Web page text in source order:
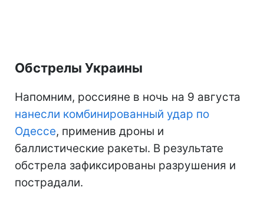
Обстрелы Украины
Напомним, россияне в ночь на 9 августа
нанесли комбинированный удар по
Одессе, применив дроны и
баллистические ракеты. В результате
обстрела зафиксированы разрушения и
пострадали.